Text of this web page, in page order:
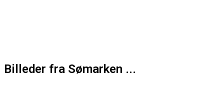
Billeder fra Sømarken ...